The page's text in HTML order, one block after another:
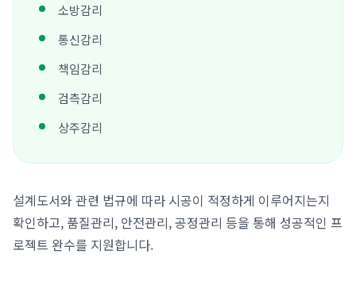
소방감리
통신감리
책임감리
검측감리
상주감리
설계도서와 관련 법규에 따라 시공이 적정하게 이루어지는지
확인하고, 품질관리, 안전관리, 공정관리 등을 통해 성공적인 프
로젝트 완수를 지원합니다.